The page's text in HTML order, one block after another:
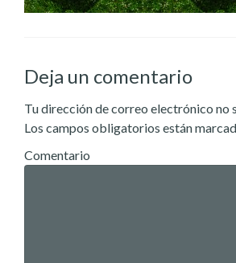
Deja un comentario
Tu dirección de correo electrónico no
Los campos obligatorios están
Comentario